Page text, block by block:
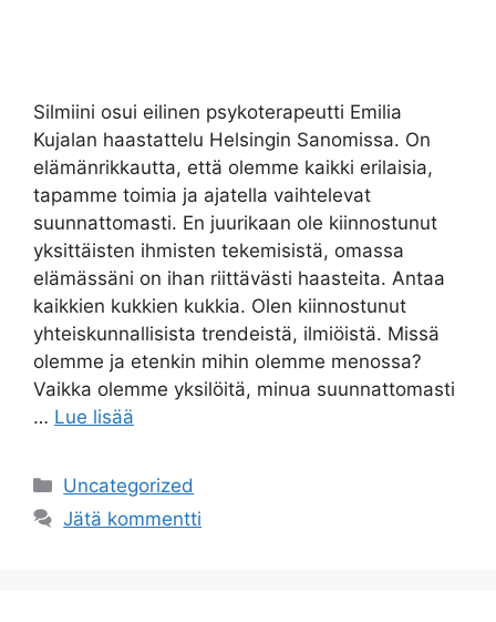
Silmiini osui eilinen psykoterapeutti Emilia
Kujalan haastattelu Helsingin Sanomissa. On
elämänrikkautta, että olemme kaikki erilaisia,
tapamme toimia ja ajatella vaihtelevat
suunnattomasti. En juurikaan ole kiinnostunut
yksittäisten ihmisten tekemisistä, omassa
elämässäni on ihan riittävästi haasteita. Antaa
kaikkien kukkien kukkia. Olen kiinnostunut
yhteiskunnallisista trendeistä, ilmiöistä. Missä
olemme ja etenkin mihin olemme menossa?
Vaikka olemme yksilöitä, minua suunnattomasti
… Lue lisää
Uncategorized
Jätä kommentti